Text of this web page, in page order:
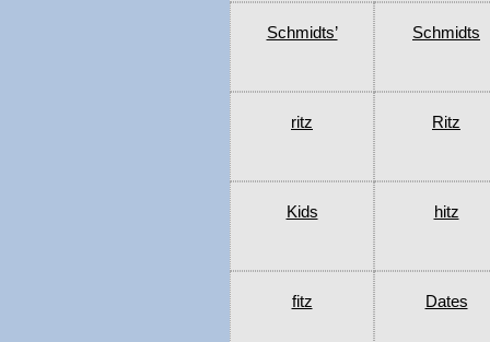
Schmidts’ Schmidts
ritz Ritz
Kids hitz
fitz Dates